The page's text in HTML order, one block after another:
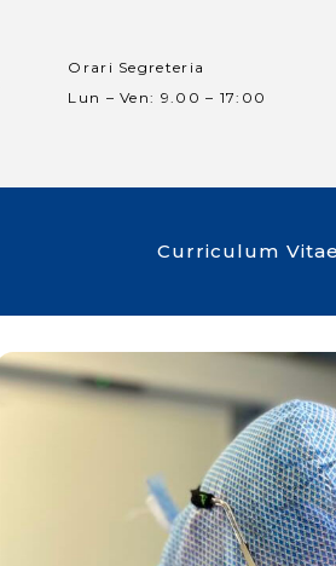
Orari Segreteria
Lun – Ven: 9.00 – 17:00​
Curriculum Vitae